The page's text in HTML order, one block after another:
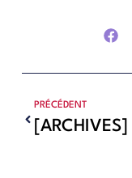
PRÉCÉDENT